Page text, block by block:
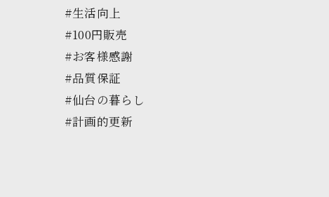
#生活向上
#100円販売
#お客様感謝
#品質保証
#仙台の暮らし
#計画的更新